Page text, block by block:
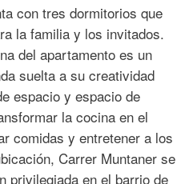
con tres dormitorios que
la familia y los invitados.
del apartamento es un
suelta a su creatividad
espacio y espacio de
la cocina en el
comidas y entretener a los
Carrer Muntaner se
privilegiada en el barrio de